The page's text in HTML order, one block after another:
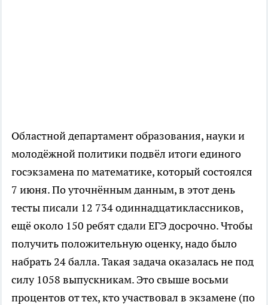
Областной департамент образования, науки и
молодёжной политики подвёл итоги единого
госэкзамена по математике, который состоялся
7 июня. По уточнённым данным, в этот день
тесты писали 12 734 одиннадцатиклассников,
ещё около 150 ребят сдали ЕГЭ досрочно. Чтобы
получить положительную оценку, надо было
набрать 24 балла. Такая задача оказалась не под
силу 1058 выпускникам. Это свыше восьми
процентов от тех, кто участвовал в экзамене (по